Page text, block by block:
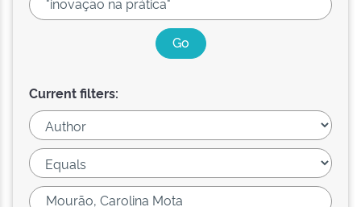
Current filters: